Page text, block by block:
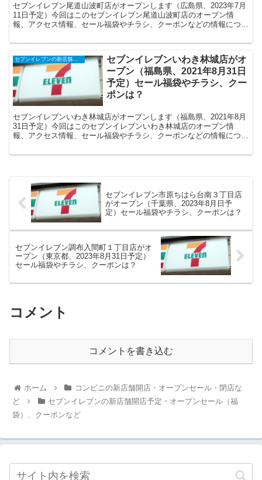
セブンイレブン尾道山波町店がオープンします（広島県、2023年7月
11日予定）今回はこのセブンイレブン尾道山波町店のオープン情
報、アクセス情報、セール福袋やチラシ、クーポンなどの情報につい
セブンイレブンの新店舗開店予定・オープンセール（福袋）、クーポンなど
セブンイレブンいわき林城店がオ
ープン（福島県、2021年8月31日
予定）セール福袋やチラシ、クー
ポンは？
セブンイレブンいわき林城店がオープンします（福島県、2021年8月
31日予定）今回はこのセブンイレブンいわき林城店のオープン情
報、アクセス情報、セール福袋やチラシ、クーポンなどの情報につい
セブンイレブン市原ちはら台南３丁目店
がオープン（千葉県、2023年8月日予
定）セール福袋やチラシ、クーポンは？
セブンイレブン調布入間町１丁目店がオ
ープン（東京都、2023年8月31日予定）
セール福袋やチラシ、クーポンは？
コメント
コメントを書き込む
ホーム
コンビニの新店舗開店・オープンセール・閉店な
ど
セブンイレブンの新店舗開店予定・オープンセール（福
袋）、クーポンなど